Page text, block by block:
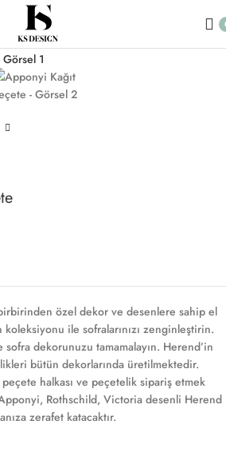
özel dekor ve desenlere sahip el
koleksiyonu ile sofralarınızı zenginleştirin.
dekorunuzu tamamalayın. Herend’in
bütün dekorlarında üretilmektedir.
peçete halkası ve peçetelik sipariş etmek
Apponyi, Rothschild, Victoria desenli Herend
zerafet katacaktır.